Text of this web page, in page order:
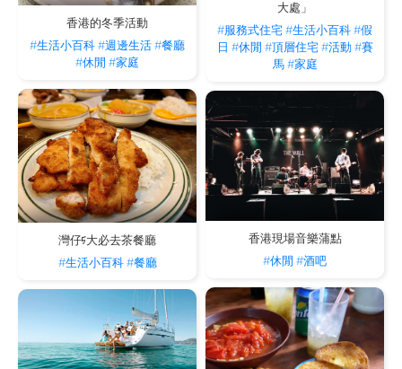
大處」
#服務式住宅#生活小百科#假
日 #休閒 #頂層住宅 #活動 #賽
馬 #家庭
香港的冬季活動
#生活小百科#週邊生活#餐廳
#休閒 #家庭
灣仔5大必去茶餐廳
#生活小百科 #餐廳
香港現場音樂蒲點
#休閒 #酒吧